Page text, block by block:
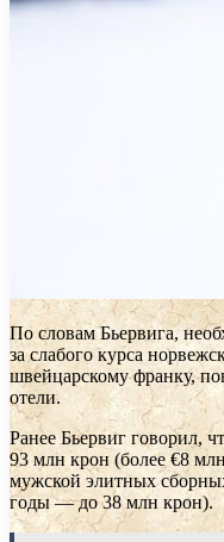
По словам Бьервига,
за слабого курса
швейцарскому франку,
отели.
Ранее Бьервиг говорил,
93 млн крон (более €8
мужской элитных
годы — до 38 млн крон).